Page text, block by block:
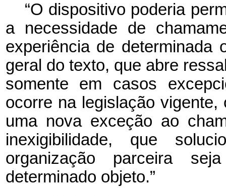
“O dispositivo poderia
a necessidade de
experiência de determinada
geral do texto, que abre
somente em casos
ocorre na legislação
uma nova exceção ao
inexigibilidade, que
organização parceira
determinado objeto.”